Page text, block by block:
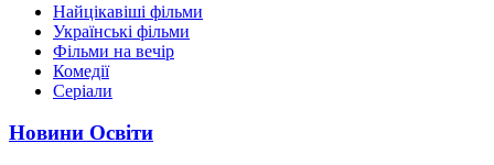
Найцікавіші фільми
Українські фільми
Фільми на вечір
Комедії
Серіали
Новини Освіти